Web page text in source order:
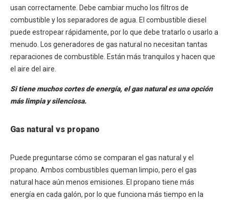
usan correctamente. Debe cambiar mucho los filtros de
combustible y los separadores de agua. El combustible diesel
puede estropear rápidamente, por lo que debe tratarlo o usarlo a
menudo. Los generadores de gas natural no necesitan tantas
reparaciones de combustible. Están más tranquilos y hacen que
el aire del aire.
Si tiene muchos cortes de energía, el gas natural es una opción
más limpia y silenciosa.
Gas natural vs propano
Puede preguntarse cómo se comparan el gas natural y el
propano. Ambos combustibles queman limpio, pero el gas
natural hace aún menos emisiones. El propano tiene más
energía en cada galón, por lo que funciona más tiempo en la